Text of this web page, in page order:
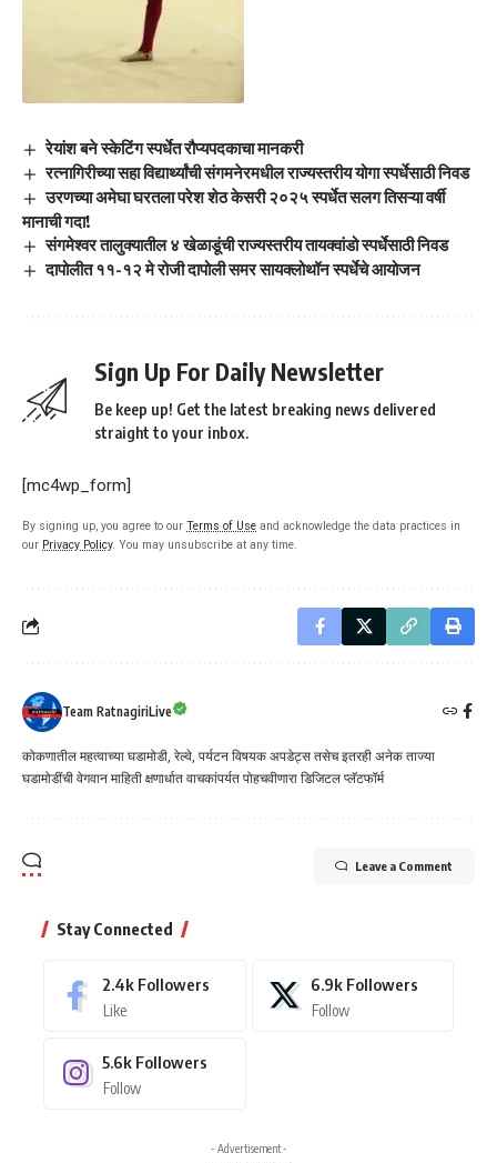
रेयांश बने स्केटिंग स्पर्धेत रौप्यपदकाचा मानकरी
रत्नागिरीच्या सहा विद्यार्थ्यांची संगमनेरमधील राज्यस्तरीय योगा स्पर्धेसाठी निवड
उरणच्या अमेघा घरतला परेश शेठ केसरी २०२५ स्पर्धेत सलग तिसऱ्या वर्षी
मानाची गदा!
संगमेश्वर तालुक्यातील ४ खेळाडूंची राज्यस्तरीय तायक्वांडो स्पर्धेसाठी निवड
दापोलीत ११-१२ मे रोजी दापोली समर सायक्लोथॉन स्पर्धेचे आयोजन
Sign Up For Daily Newsletter
Be keep up! Get the latest breaking news delivered
straight to your inbox.
[mc4wp_form]
By signing up, you agree to our Terms of Use and acknowledge the data practices in
our Privacy Policy. You may unsubscribe at any time.
Team RatnagiriLive
कोकणातील महत्वाच्या घडामोडी, रेल्वे, पर्यटन विषयक अपडेट्स तसेच इतरही अनेक ताज्या
घडामोडींची वेगवान माहिती क्षणार्धात वाचकांपर्यत पोहचवीणारा डिजिटल प्लॅटफॉर्म
Leave a Comment
Stay Connected
2.4k Followers
Like
6.9k Followers
Follow
5.6k Followers
Follow
- Advertisement -